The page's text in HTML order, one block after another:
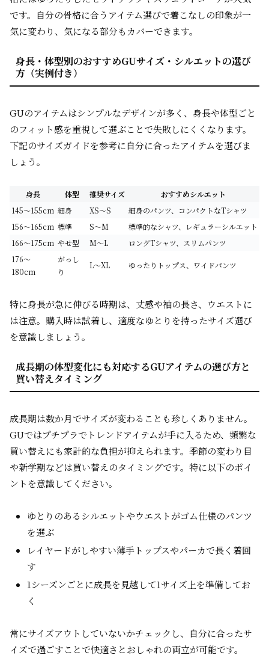
です。自分の骨格に合うアイテム選びで着こなしの印象が一
気に変わり、気になる部分もカバーできます。
身長・体型別のおすすめGUサイズ・シルエットの選び
方（実例付き）
GUのアイテムはシンプルなデザインが多く、身長や体型ごと
のフィット感を重視して選ぶことで失敗しにくくなります。
下記のサイズガイドを参考に自分に合ったアイテムを選びま
しょう。
身長 体型 推奨サイズ
おすすめシルエット
145～155cm 細身 XS～S
細身のパンツ、コンパクトなTシャツ
156～165cm 標準 S～M
標準的なシャツ、レギュラーシルエット
166～175cm やせ型 M～L
ロングTシャツ、スリムパンツ
176～
180cm
がっし
り
L～XL ゆったりトップス、ワイドパンツ
特に身長が急に伸びる時期は、丈感や袖の長さ、ウエストに
は注意。購入時は試着し、適度なゆとりを持ったサイズ選び
を意識しましょう。
成長期の体型変化にも対応するGUアイテムの選び方と
買い替えタイミング
成長期は数か月でサイズが変わることも珍しくありません。
GUではプチプラでトレンドアイテムが手に入るため、頻繁な
買い替えにも家計的な負担が抑えられます。季節の変わり目
や新学期などは買い替えのタイミングです。特に以下のポイ
ントを意識してください。
ゆとりのあるシルエットやウエストがゴム仕様のパンツ
を選ぶ
レイヤードがしやすい薄手トップスやパーカで長く着回
す
1シーズンごとに成長を見越して1サイズ上を準備してお
く
常にサイズアウトしていないかチェックし、自分に合ったサ
イズで過ごすことで快適さとおしゃれの両立が可能です。